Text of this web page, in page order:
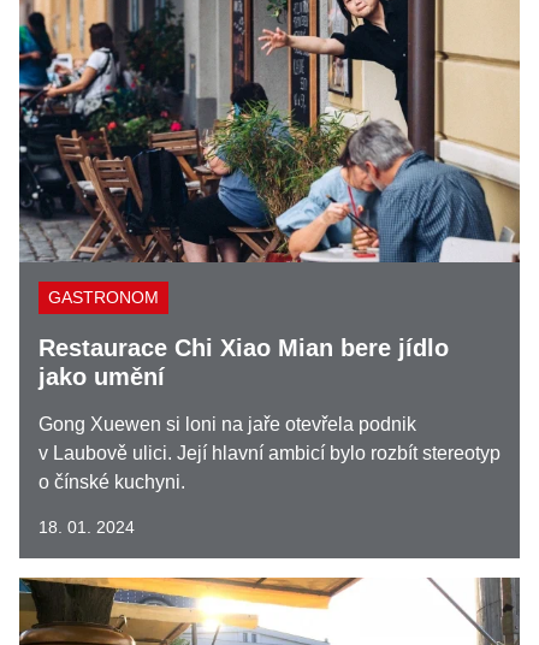
GASTRONOM
Restaurace Chi Xiao Mian bere jídlo
jako umění
Gong Xuewen si loni na jaře otevřela podnik
v Laubově ulici. Její hlavní ambicí bylo rozbít stereotyp
o čínské kuchyni.
18. 01. 2024